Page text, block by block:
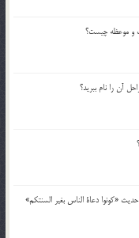
و موعظه چيست؟
آن را نام ببريد؟
«كونوا دعاة الناس بغير السنتكم»